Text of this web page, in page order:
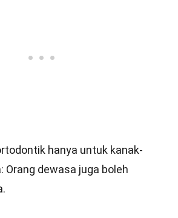
hanya untuk kanak-
Orang dewasa juga boleh